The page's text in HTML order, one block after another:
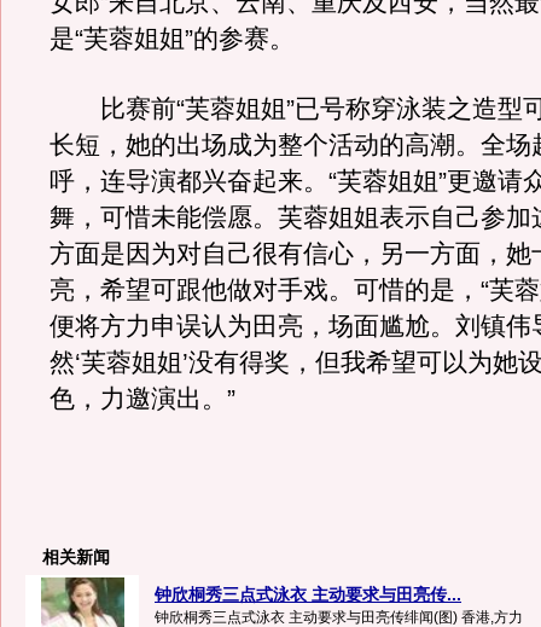
是“芙蓉姐姐”的参赛。
比赛前“芙蓉姐姐”已号称穿泳装之造型
长短，她的出场成为整个活动的高潮。全场
呼，连导演都兴奋起来。“芙蓉姐姐”更邀请
舞，可惜未能偿愿。芙蓉姐姐表示自己参加
方面是因为对自己很有信心，另一方面，她
亮，希望可跟他做对手戏。可惜的是，“芙
便将方力申误认为田亮，场面尴尬。刘镇伟
然‘芙蓉姐姐’没有得奖，但我希望可以为她
色，力邀演出。”
相关新闻
钟欣桐秀三点式泳衣 主动要求与田亮传...
钟欣桐秀三点式泳衣 主动要求与田亮传绯闻(图) 香港,方力